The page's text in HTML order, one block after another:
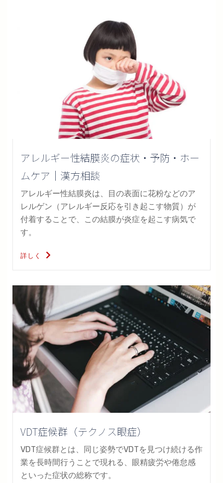
アレルギー性結膜炎の症状・予防・ホー
ムケア｜漢方相談
アレルギー性結膜炎は、目の表面に花粉などのア
レルゲン（アレルギー反応を引き起こす物質）が
付着することで、この結膜が炎症を起こす病気で
す。
詳しく
VDT症候群（テクノス眼症）
VDT症候群とは、同じ姿勢でVDTを見つけ続ける作
業を長時間行うことで現れる、眼精疲労や倦怠感
といった症状の総称です。